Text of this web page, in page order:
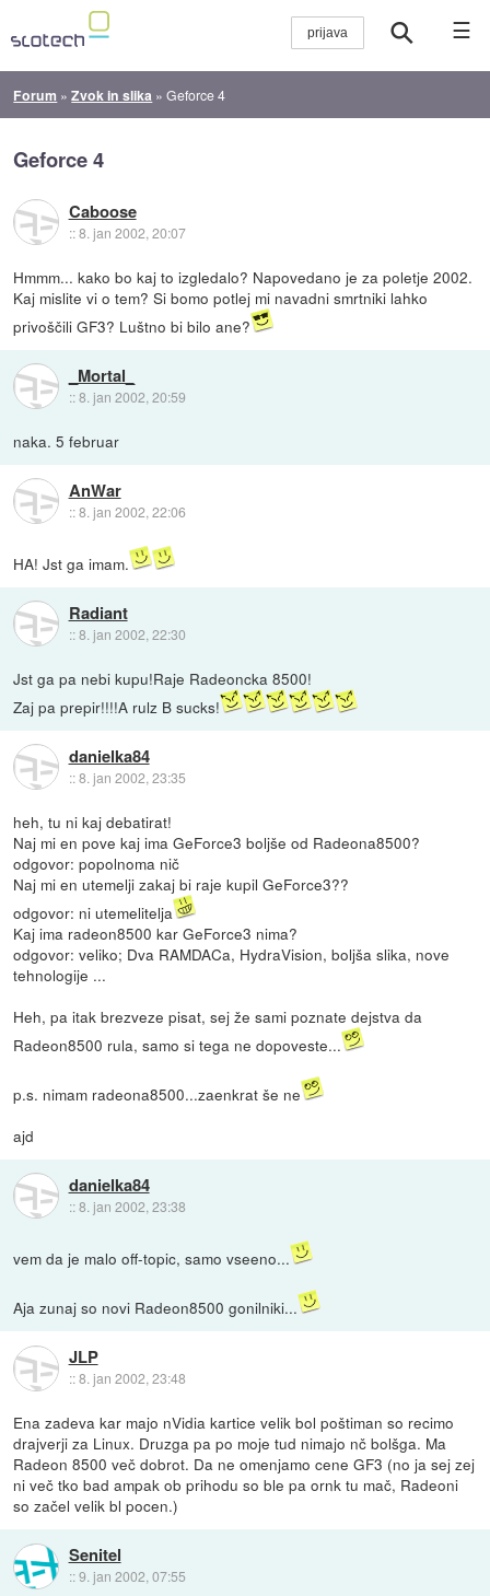
☰
Forum »Zvok in slika »Geforce 4
Geforce 4
Caboose
::8. jan 2002, 20:07
Hmmm... kako bo kaj to izgledalo? Napovedano je za poletje 2002.
Kaj mislite vi o tem? Si bomo potlej mi navadni smrtniki lahko
privoščili GF3? Luštno bi bilo ane?
_Mortal_
::8. jan 2002, 20:59
naka. 5 februar
AnWar
::8. jan 2002, 22:06
HA! Jst ga imam.
Radiant
::8. jan 2002, 22:30
Jst ga pa nebi kupu!Raje Radeoncka 8500!
Zaj pa prepir!!!!A rulz B sucks!
danielka84
::8. jan 2002, 23:35
heh, tu ni kaj debatirat!
Naj mi en pove kaj ima GeForce3 boljše od Radeona8500?
odgovor: popolnoma nič
Naj mi en utemelji zakaj bi raje kupil GeForce3??
odgovor: ni utemelitelja
Kaj ima radeon8500 kar GeForce3 nima?
odgovor: veliko; Dva RAMDACa, HydraVision, boljša slika, nove
tehnologije ...
Heh, pa itak brezveze pisat, sej že sami poznate dejstva da
Radeon8500 rula, samo si tega ne dopoveste...
p.s. nimam radeona8500...zaenkrat še ne
ajd
danielka84
::8. jan 2002, 23:38
vem da je malo off-topic, samo vseeno...
Aja zunaj so novi Radeon8500 gonilniki...
JLP
::8. jan 2002, 23:48
Ena zadeva kar majo nVidia kartice velik bol poštiman so recimo
drajverji za Linux. Druzga pa po moje tud nimajo nč bolšga. Ma
Radeon 8500 več dobrot. Da ne omenjamo cene GF3 (no ja sej zej
ni več tko bad ampak ob prihodu so ble pa ornk tu mač, Radeoni
so začel velik bl pocen.)
Senitel
::9. jan 2002, 07:55